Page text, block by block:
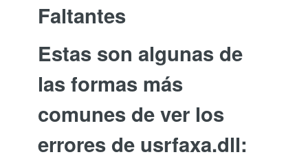
Faltantes
Estas son algunas de
las formas más
comunes de ver los
errores de usrfaxa.dll: